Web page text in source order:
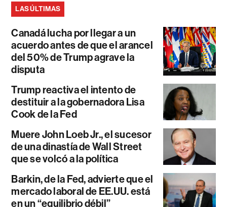
LAS ÚLTIMAS
Canadá lucha por llegar a un
acuerdo antes de que el arancel
del 50% de Trump agrave la
disputa
Trump reactiva el intento de
destituir a la gobernadora Lisa
Cook de la Fed
Muere John Loeb Jr., el sucesor
de una dinastía de Wall Street
que se volcó a la política
Barkin, de la Fed, advierte que el
mercado laboral de EE.UU. está
en un “equilibrio débil”